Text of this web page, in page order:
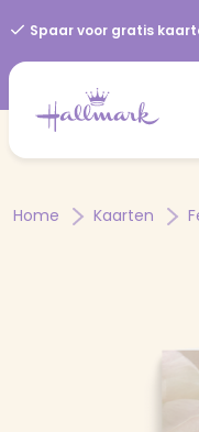
Spaar voor gratis
Home Kaarten